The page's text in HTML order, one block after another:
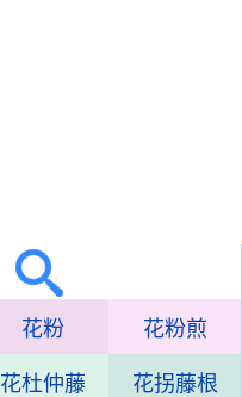
花粉 花粉煎
花杜仲藤 花拐藤根